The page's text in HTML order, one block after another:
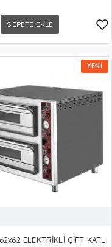
SEPETE EKLE
YENI
ELEKTRİKLİ ÇİFT KATLI